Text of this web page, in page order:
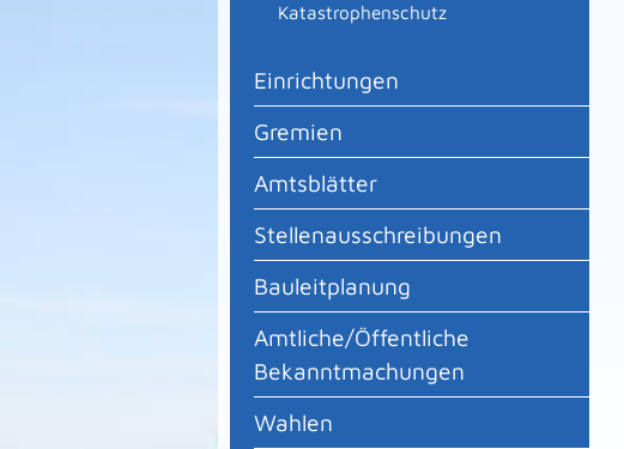
Katastrophenschutz
Einrichtungen
Gremien
Amtsblätter
Stellenausschreibungen
Bauleitplanung
Amtliche/Öffentliche
Bekanntmachungen
Wahlen